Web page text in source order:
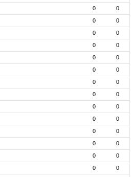
0
0
0
0
0
0
0
0
0
0
0
0
0
0
0
0
0
0
0
0
0
0
0
0
0
0
0 0